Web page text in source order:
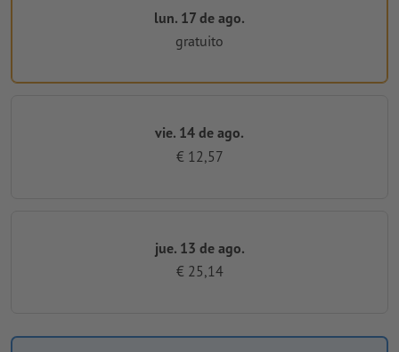
lun. 17 de ago.
gratuito
vie. 14 de ago.
€ 12,57
jue. 13 de ago.
€ 25,14